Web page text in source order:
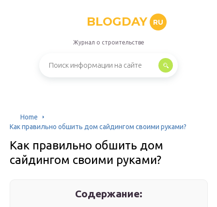
BLOGDAY RU
Журнал о строительстве
Home
Как правильно обшить дом сайдингом своими руками?
Как правильно обшить дом
сайдингом своими руками?
Содержание: